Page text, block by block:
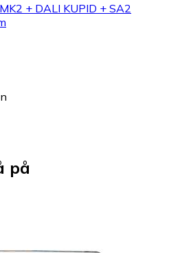
+ DALI KUPID + SA2
på